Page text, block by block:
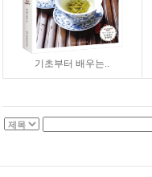
기초부터 배우는..